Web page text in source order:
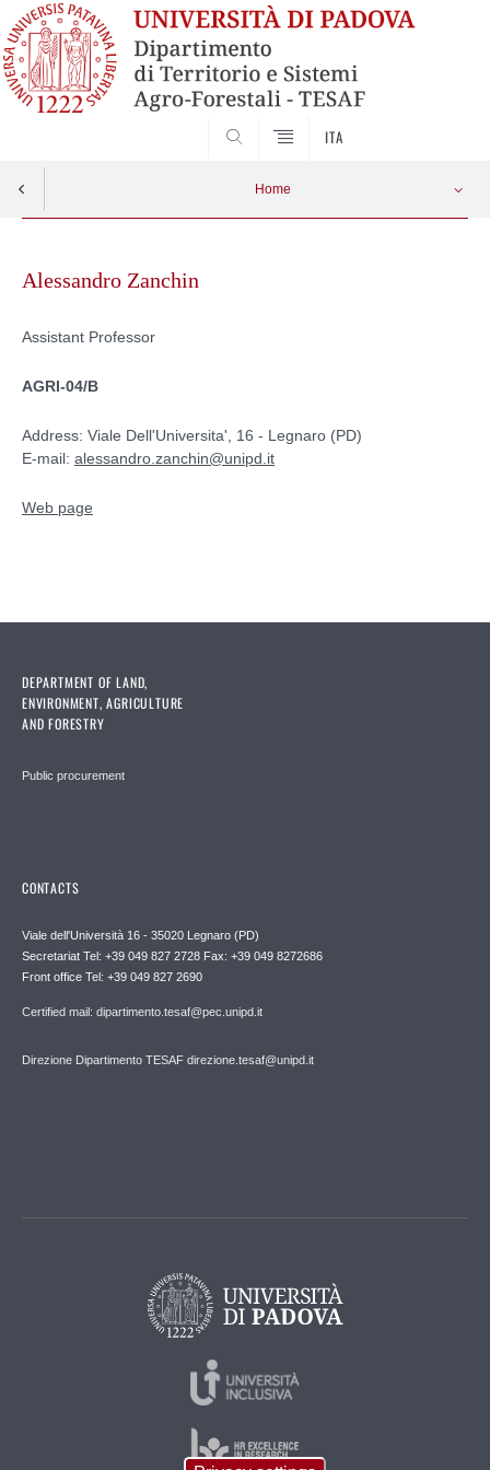
ITA
Home
contentAlessandro Zanchin
Assistant Professor
AGRI-04/B
Address: Viale Dell'Universita', 16 - Legnaro (PD)
E-mail: alessandro.zanchin@unipd.it
Web page
DEPARTMENT OF LAND,
ENVIRONMENT, AGRICULTURE
AND FORESTRY
Public procurement
CONTACTS
Viale dell'Università 16 - 35020 Legnaro (PD)
Secretariat Tel: +39 049 827 2728 Fax: +39 049 8272686
Front office Tel: +39 049 827 2690
Certified mail: dipartimento.tesaf@pec.unipd.it
Direzione Dipartimento TESAF direzione.tesaf@unipd.it